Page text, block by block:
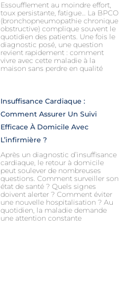
Essoufflement au moindre effort,
toux persistante, fatigue… La BPCO
(bronchopneumopathie chronique
obstructive) complique souvent le
quotidien des patients. Une fois le
diagnostic posé, une question
revient rapidement : comment
vivre avec cette maladie à la
maison sans perdre en qualité
Insuffisance Cardiaque :
Comment Assurer Un Suivi
Efficace À Domicile Avec
L’infirmière ?
Après un diagnostic d’insuffisance
cardiaque, le retour à domicile
peut soulever de nombreuses
questions. Comment surveiller son
état de santé ? Quels signes
doivent alerter ? Comment éviter
une nouvelle hospitalisation ? Au
quotidien, la maladie demande
une attention constante